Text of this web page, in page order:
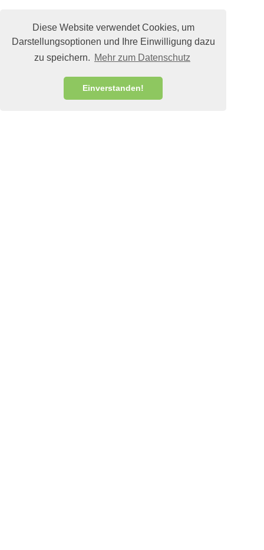
Diese Website verwendet Cookies, um
Darstellungsoptionen und Ihre Einwilligung dazu
zu speichern. Mehr zum Datenschutz
Einverstanden!